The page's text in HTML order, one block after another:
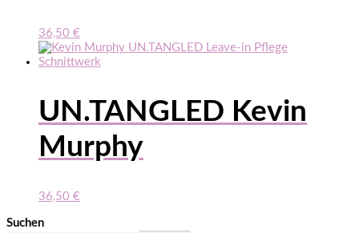
36,50 €
UN.TANGLED Kevin
Murphy
36,50 €
Suchen